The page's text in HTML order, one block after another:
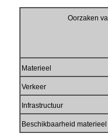
Oorzaken
Materieel
Verkeer
Infrastructuur
Beschikbaarheid materieel